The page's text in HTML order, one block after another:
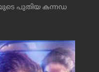
പുതിയ കന്നഡ